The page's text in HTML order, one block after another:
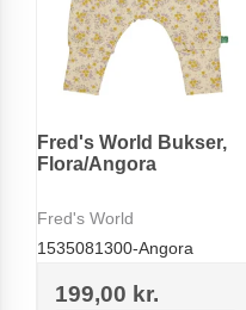
Fred's World Bukser,
Flora/Angora
Fred's World
1535081300-Angora
199,00 kr.